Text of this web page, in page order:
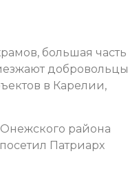
большая часть
добровольцы
в Карелии,
района
Патриарх